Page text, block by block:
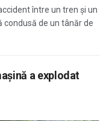
între un tren și un
condusă de un tânăr de
a explodat